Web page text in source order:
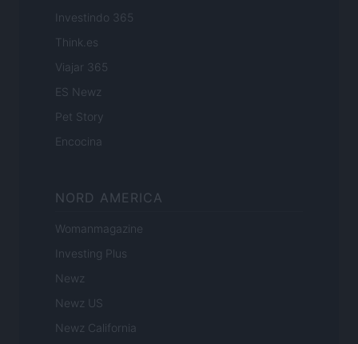
Investindo 365
Think.es
Viajar 365
ES Newz
Pet Story
Encocina
NORD AMERICA
Womanmagazine
Investing Plus
Newz
Newz US
Newz California